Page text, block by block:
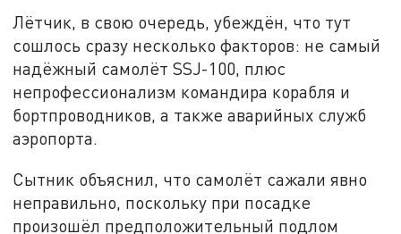
Лётчик, в свою очередь, убеждён, что тут
сошлось сразу несколько факторов: не самый
надёжный самолёт SSJ-100, плюс
непрофессионализм командира корабля и
бортпроводников, а также аварийных служб
аэропорта.
Сытник объяснил, что самолёт сажали явно
неправильно, поскольку при посадке
произошёл предположительный подлом